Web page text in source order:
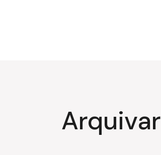
Arquivar